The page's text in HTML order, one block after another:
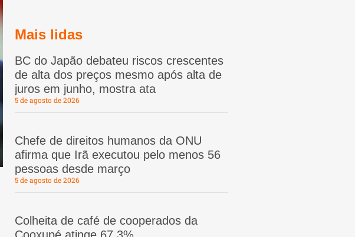
Mais lidas
BC do Japão debateu riscos crescentes
de alta dos preços mesmo após alta de
juros em junho, mostra ata
5 de agosto de 2026
Chefe de direitos humanos da ONU
afirma que Irã executou pelo menos 56
pessoas desde março
5 de agosto de 2026
Colheita de café de cooperados da